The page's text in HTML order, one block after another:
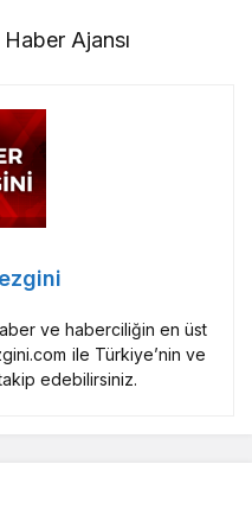
Ajansı
ve haberciliğin en üst
ile Türkiye’nin ve
edebilirsiniz.